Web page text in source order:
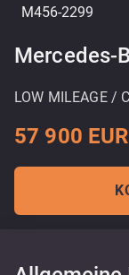
M456-2299
Mercedes-
LOW MILEAGE /
57 900